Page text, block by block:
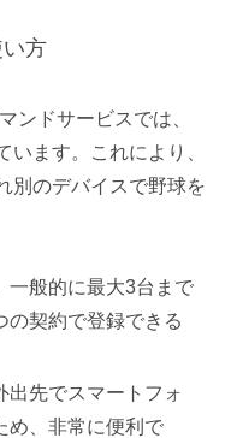
方
ンドサービスでは、
ます。これにより、
別のデバイスで野球を
一般的に最大3台まで
の契約で登録できる
出先でスマートフォ
め、非常に便利で